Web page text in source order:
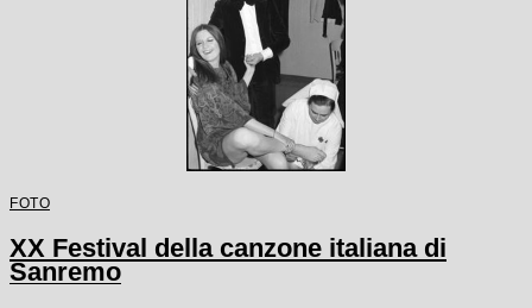
FOTO
XX Festival della canzone italiana di
Sanremo